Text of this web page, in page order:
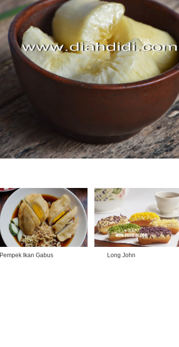
Pempek Ikan Gabus Long John